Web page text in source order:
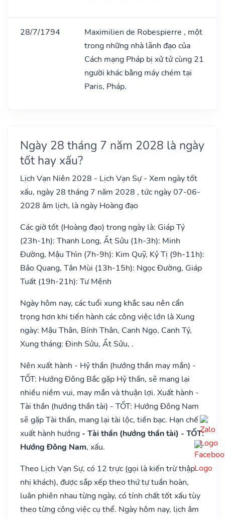
28/7/1794
Maximilien de Robespierre , một
trong những nhà lãnh đạo của
Cách mạng Pháp bị xử tử cùng 21
người khác bằng máy chém tại
Paris, Pháp.
Ngày 28 tháng 7 năm 2028 là ngày
tốt hay xấu?
Lịch Vạn Niên 2028 - Lịch Vạn Sự - Xem ngày tốt
xấu, ngày 28 tháng 7 năm 2028 , tức ngày 07-06-
2028 âm lịch, là ngày Hoàng đạo
Các giờ tốt (Hoàng đạo) trong ngày là: Giáp Tý
(23h-1h): Thanh Long, Ất Sửu (1h-3h): Minh
Đường, Mậu Thìn (7h-9h): Kim Quỹ, Kỷ Tị (9h-11h):
Bảo Quang, Tân Mùi (13h-15h): Ngọc Đường, Giáp
Tuất (19h-21h): Tư Mệnh
Ngày hôm nay, các tuổi xung khắc sau nên cẩn
trọng hơn khi tiến hành các công việc lớn là Xung
ngày: Mậu Thân, Bính Thân, Canh Ngọ, Canh Tý,
Xung tháng: Đinh Sửu, Ất Sửu, .
Nên xuất hành - Hỷ thần (hướng thần may mắn) -
TỐT: Hướng Đông Bắc gặp Hỷ thần, sẽ mang lại
nhiều niềm vui, may mắn và thuận lợi. Xuất hành -
Tài thần (hướng thần tài) - TỐT: Hướng Đông Nam
sẽ gặp Tài thần, mang lại tài lộc, tiền bạc. Hạn chế
xuất hành hướng - Tài thần (hướng thần tài) - TỐT:
Hướng Đông Nam, xấu.
Theo Lịch Vạn Sự, có 12 trực (gọi là kiến trừ thập
nhị khách), được sắp xếp theo thứ tự tuần hoàn,
luân phiên nhau từng ngày, có tính chất tốt xấu tùy
theo từng công việc cụ thể. Ngày hôm nay, lịch âm